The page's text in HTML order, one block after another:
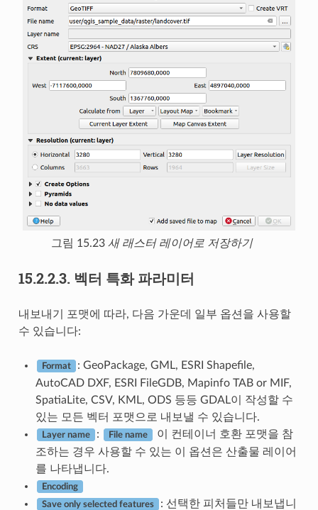
그림 15.23 새 래스터 레이어로 저장하기
15.2.2.3. 벡터 특화 파라미터
내보내기 포맷에 따라, 다음 가운데 일부 옵션을 사용할
수 있습니다:
Format
: GeoPackage, GML, ESRI Shapefile,
AutoCAD DXF, ESRI FileGDB, Mapinfo TAB or MIF,
SpatiaLite, CSV, KML, ODS 등등 GDAL이 작성할 수
있는 모든 벡터 포맷으로 내보낼 수 있습니다.
Layer name : File name
이 컨테이너 호환 포맷을 참
조하는 경우 사용할 수 있는 이 옵션은 산출물 레이어
를 나타냅니다.
Encoding
Save only selected features
: 선택한 피처들만 내보냅니